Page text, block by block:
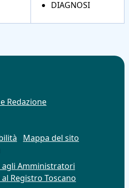
DIAGNOSI
Redazione
Mappa del sito
agli Amministratori
Registro Toscano